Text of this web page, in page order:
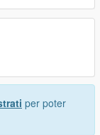
per poter